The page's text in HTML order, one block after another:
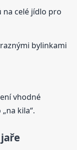
na celé jídlo pro
bylinkami
vhodné
kila“.